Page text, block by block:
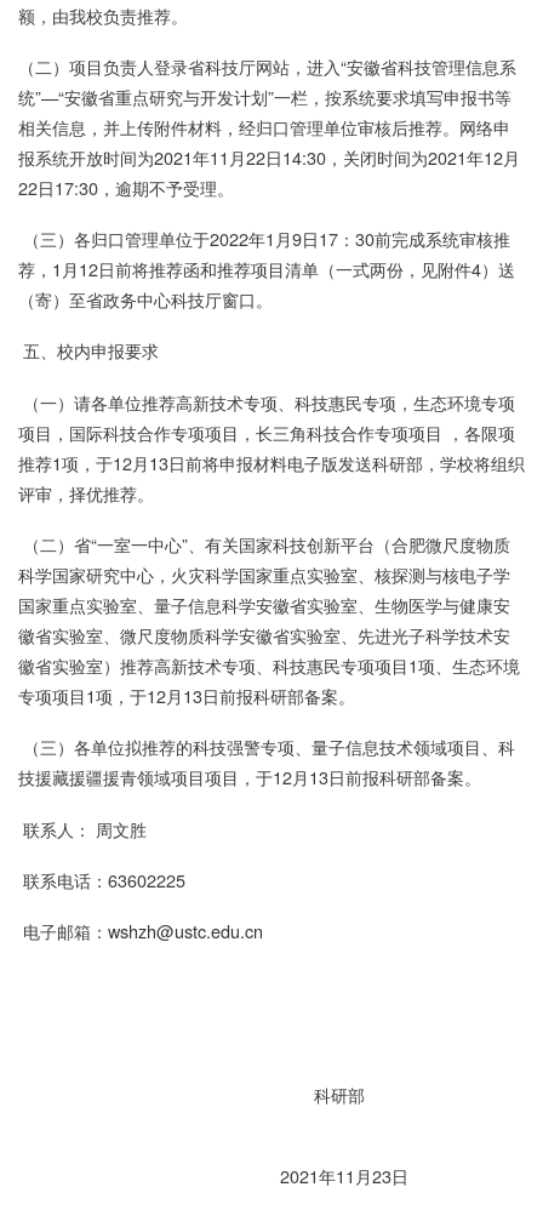
额，由我校负责推荐。
（二）项目负责人登录省科技厅网站，进入“安徽省科技管理信息系
统”—“安徽省重点研究与开发计划”一栏，按系统要求填写申报书等
相关信息，并上传附件材料，经归口管理单位审核后推荐。网络申
报系统开放时间为2021年11月22日14:30，关闭时间为2021年12月
22日17:30，逾期不予受理。
（三）各归口管理单位于2022年1月9日17：30前完成系统审核推
荐，1月12日前将推荐函和推荐项目清单（一式两份，见附件4）送
（寄）至省政务中心科技厅窗口。
五、校内申报要求
（一）请各单位推荐高新技术专项、科技惠民专项，生态环境专项
项目，国际科技合作专项项目，长三角科技合作专项项目 ，各限项
推荐1项，于12月13日前将申报材料电子版发送科研部，学校将组织
评审，择优推荐。
（二）省“一室一中心”、有关国家科技创新平台（合肥微尺度物质
科学国家研究中心，火灾科学国家重点实验室、核探测与核电子学
国家重点实验室、量子信息科学安徽省实验室、生物医学与健康安
徽省实验室、微尺度物质科学安徽省实验室、先进光子科学技术安
徽省实验室）推荐高新技术专项、科技惠民专项项目1项、生态环境
专项项目1项，于12月13日前报科研部备案。
（三）各单位拟推荐的科技强警专项、量子信息技术领域项目、科
技援藏援疆援青领域项目项目，于12月13日前报科研部备案。
联系人： 周文胜
联系电话：63602225
电子邮箱： wshzh@ustc.edu.cn
科研部
2021年11月23日